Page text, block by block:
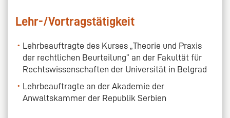
Lehr-/Vortragstätigkeit
Lehrbeauftragte des Kurses „Theorie und Praxis
der rechtlichen Beurteilung“ an der Fakultät für
Rechtswissenschaften der Universität in Belgrad
Lehrbeauftragte an der Akademie der
Anwaltskammer der Republik Serbien